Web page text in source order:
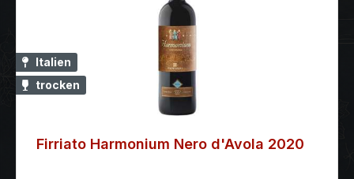
Italien
trocken
Firriato Harmonium Nero d'Avola 2020